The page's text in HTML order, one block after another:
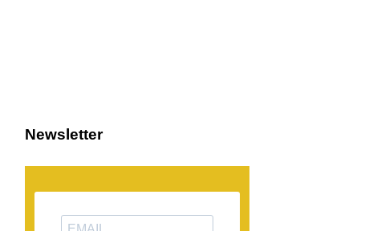
Newsletter